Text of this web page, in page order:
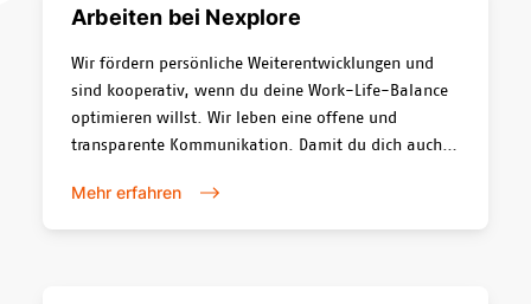
Arbeiten bei Nexplore
Wir fördern persönliche Weiterentwicklungen und
sind kooperativ, wenn du deine Work-Life-Balance
optimieren willst. Wir leben eine offene und
transparente Kommunikation. Damit du dich auch
wir uns immer wieder etwas Kreatives einfallen und
pflegen so einen aussergewöhnlichen Teamgeist.
Mehr erfahren